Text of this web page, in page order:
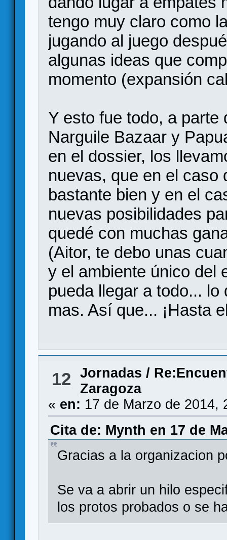
tengo muy claro como
jugando al juego
algunas ideas que
momento (expansión
Y esto fue todo, a
Narguile Bazaar y
en el dossier, los
nuevas, que en el caso
bastante bien y en el
nuevas posibilidades
quedé con muchas
(Aitor, te debo unas
y el ambiente único del
pueda llegar a todo...
mas. Así que... ¡Hasta
12 Jornadas /
Zaragoza
« en: 17 de Marzo de 2014,
Cita de: Mynth en 17 de
Gracias a la organizacion
Se va a abrir un hilo
los protos probados o se